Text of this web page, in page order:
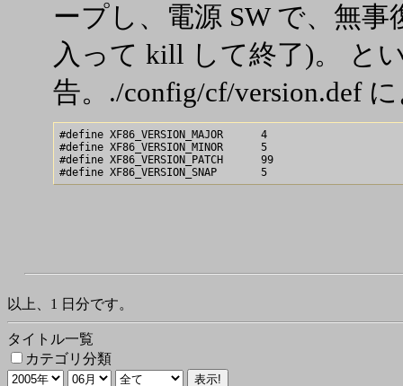
ープし、電源 SW で、無
入って kill して終了)。 と
告。./config/cf/version.def
#define XF86_VERSION_MAJOR      4
#define XF86_VERSION_MINOR      5
#define XF86_VERSION_PATCH      99
以上、1 日分です。
タイトル一覧
カテゴリ分類